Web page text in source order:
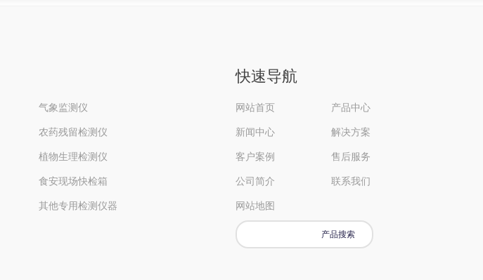
气象监测仪
农药残留检测仪
植物生理检测仪
食安现场快检箱
其他专用检测仪器
快速导航
网站首页 产品中心
新闻中心 解决方案
客户案例 售后服务
公司简介 联系我们
网站地图
产品搜索